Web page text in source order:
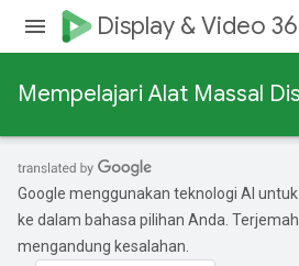
Display & Video
Mempelajari Alat Massal
Google menggunakan teknologi AI
ke dalam bahasa pilihan Anda.
mengandung kesalahan.